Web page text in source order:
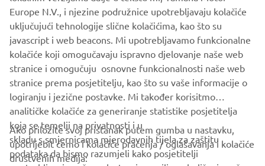
XMAX 300 / 125 Authority
Preciznost i kontrola za gradsku policiju.
Pročitajte više
CORPORATE
Europe N.V., i njezine podružnice upotrebljavaju kolačiće
uključujući tehnologije slične kolačićima, kao što su
javascript i web beacons. Mi upotrebljavamo funkcionalne
kolačiće koji omogučavaju ispravno djelovanje naše web
stranice i omogučuju osnovne funkcionalnosti naše web
stranice prema posjetitelju, kao što su vaše informacije o
logiranju i jezične postavke. Mi također korisitmo
analitičke kolačiće za generiranje statistike posjetitelja
koja se temelji na privatnosti i u
skladu s smjernicama mjerodavnih tijela za zaštitu
podataka da bismo razumjeli kako posjetitelji
upotrebljavaju našu web stranicu u cilju poboljšanja naše
Ako priložite svoj pristanak putem gumba u nastavku,
upotrijebit ćemo i kolačiće praćenja / oglašavanja i kolačiće
društvenih medija: